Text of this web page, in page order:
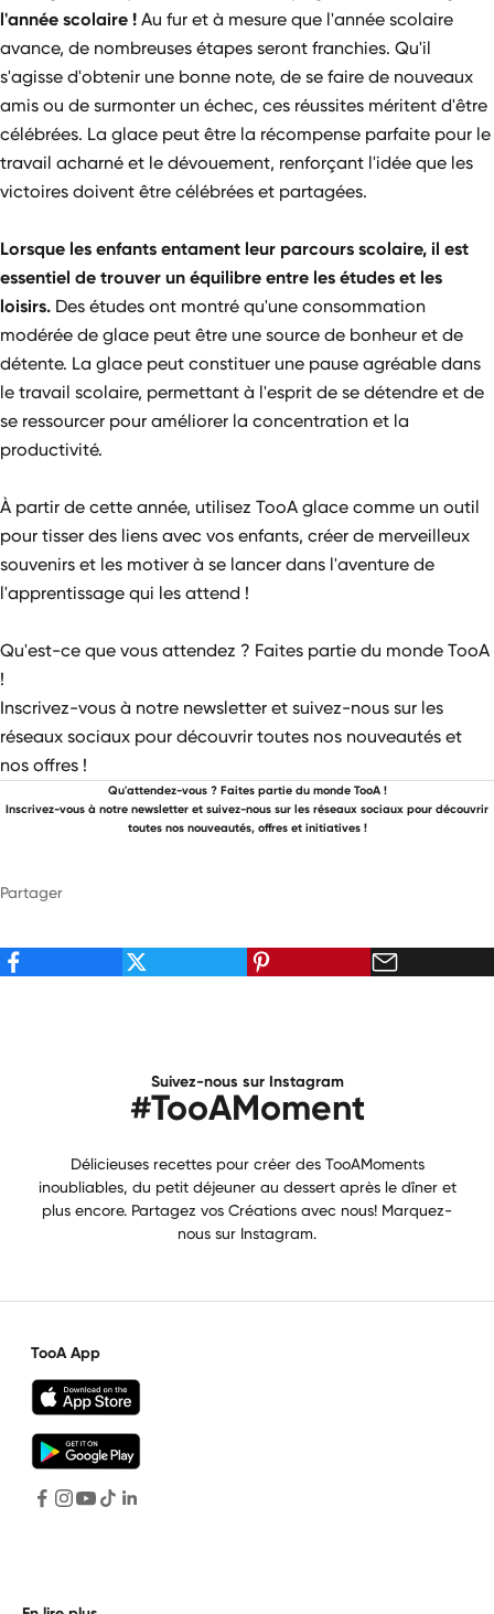
l'année scolaire ! Au fur et à mesure que l'année scolaire
avance, de nombreuses étapes seront franchies. Qu'il
s'agisse d'obtenir une bonne note, de se faire de nouveaux
amis ou de surmonter un échec, ces réussites méritent d'être
célébrées. La glace peut être la récompense parfaite pour le
travail acharné et le dévouement, renforçant l'idée que les
victoires doivent être célébrées et partagées.
Lorsque les enfants entament leur parcours scolaire, il est
essentiel de trouver un équilibre entre les études et les
loisirs. Des études ont montré qu'une consommation
modérée de glace peut être une source de bonheur et de
détente. La glace peut constituer une pause agréable dans
le travail scolaire, permettant à l'esprit de se détendre et de
se ressourcer pour améliorer la concentration et la
productivité.
À partir de cette année, utilisez TooA glace comme un outil
pour tisser des liens avec vos enfants, créer de merveilleux
souvenirs et les motiver à se lancer dans l'aventure de
l'apprentissage qui les attend !
Qu'est-ce que vous attendez ? Faites partie du monde TooA
!
Inscrivez-vous à notre newsletter et suivez-nous sur les
réseaux sociaux pour découvrir toutes nos nouveautés et
nos offres !
Qu'attendez-vous ? Faites partie du monde TooA !
Inscrivez-vous à notre newsletter et suivez-nous sur les réseaux sociaux pour découvrir
toutes nos nouveautés, offres et initiatives !
Partager
Suivez-nous sur Instagram
#TooAMoment
Délicieuses recettes pour créer des TooAMoments
inoubliables, du petit déjeuner au dessert après le dîner et
plus encore. Partagez vos Créations avec nous! Marquez-
nous sur Instagram.
TooA App